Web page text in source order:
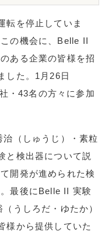
転を停止していま
の機会に、Belle II
ある企業の皆様を招
した。1月26日
・43名の方々に参加
（しゅうじ）・素粒
と検出器について説
開発が進められた検
最後にBelle II 実験
うしろだ・ゆたか）
様から提供していた